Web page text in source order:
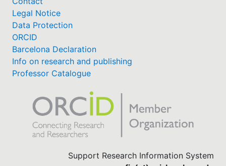
Legal Notice
Data Protection
ORCID
Barcelona Declaration
Info on research and publishing
Professor Catalogue
Support Research Information System